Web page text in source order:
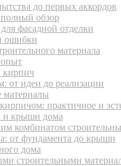
до первых аккордов
обзор
фасадной отделки
ошибки
материала
кирпич
от идеи до реализации
материалы
практичное и
и крыши дома
комбинатом
от фундамента до крыши
дома
строительными